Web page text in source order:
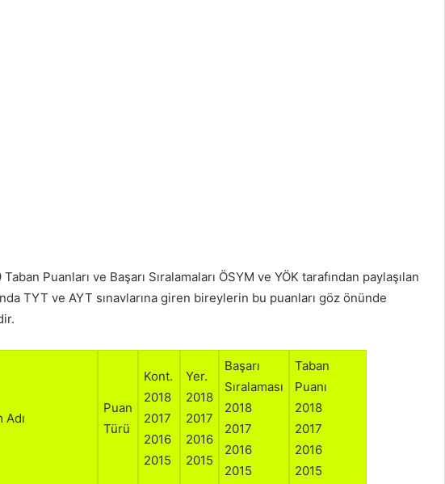
Puanları ve Başarı Sıralamaları ÖSYM ve YÖK tarafından paylaşılan
TYT ve AYT sınavlarına giren bireylerin bu puanları göz önünde
Adı
Puan
Türü
Kont.
2018
2017
2016
2015
Yer.
2018
2017
2016
2015
Başarı
Sıralaması
2018
2017
2016
2015
Taban
Puanı
2018
2017
2016
2015